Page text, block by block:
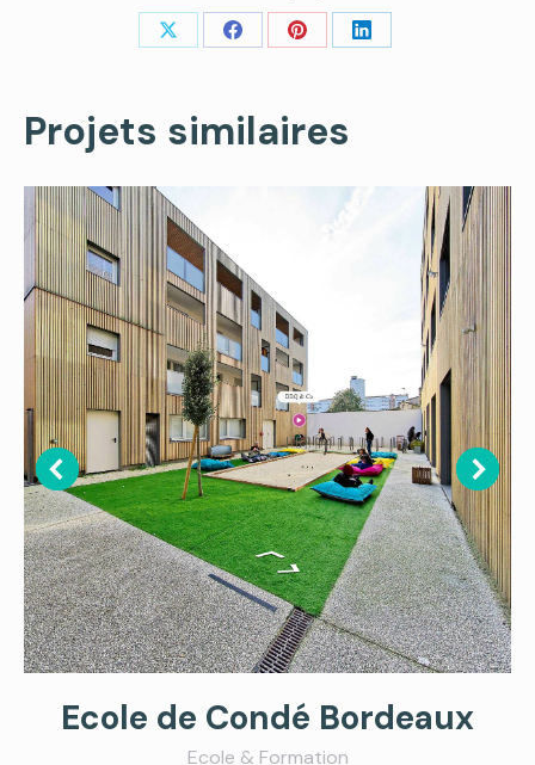
Share
X
Share
Facebook
Share
Pinterest
Share
Projets similaires
Ecole de Condé Bordeaux
Ecole & Formation